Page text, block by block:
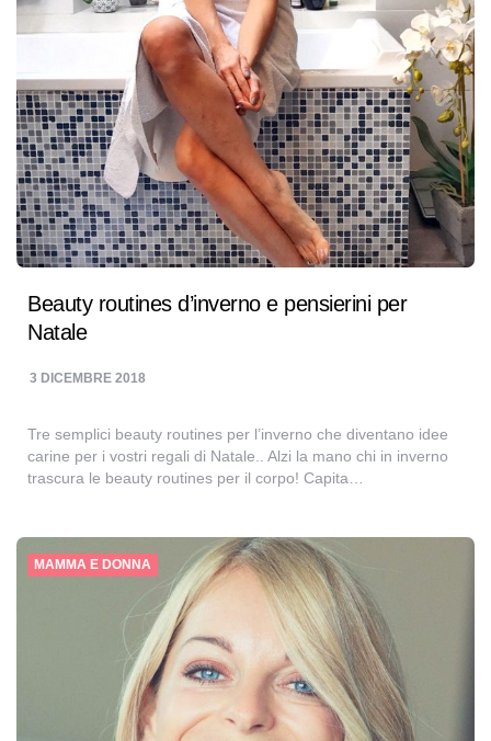
Beauty routines d’inverno e pensierini per
Natale
3 DICEMBRE 2018
Tre semplici beauty routines per l’inverno che diventano idee
carine per i vostri regali di Natale.. Alzi la mano chi in inverno
trascura le beauty routines per il corpo! Capita…
MAMMA E DONNA